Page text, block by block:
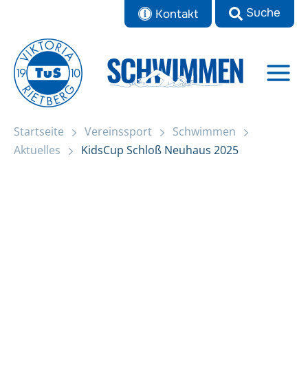
springen
Kontakt
Startseite KidsCup Schloß Neuhaus 2025
Startseite Vereinssport
Schwimmen
Aktuelles
KidsCup Schloß Neuhaus 2025